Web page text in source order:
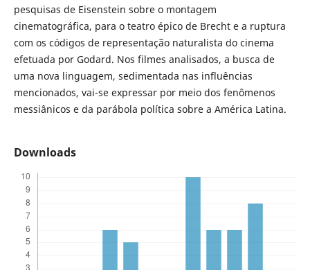
pesquisas de Eisenstein sobre o montagem
cinematográfica, para o teatro épico de Brecht e a ruptura
com os códigos de representação naturalista do cinema
efetuada por Godard. Nos filmes analisados, a busca de
uma nova linguagem, sedimentada nas influências
mencionados, vai-se expressar por meio dos fenômenos
messiânicos e da parábola política sobre a América Latina.
Downloads